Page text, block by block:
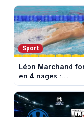
Sport
Léon Marchand
en 4 nages :
découvrez son
programme de
aux Championnats
d'Europe